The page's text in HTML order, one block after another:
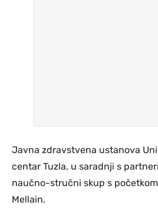
Javna zdravstvena ustanova
centar Tuzla, u saradnji s
naučno-stručni skup s
Mellain.